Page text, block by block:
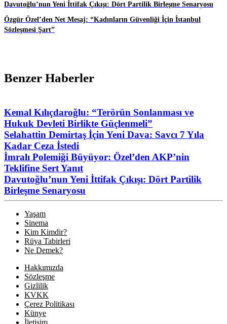
Davutoğlu’nun Yeni İttifak Çıkışı: Dört Partilik Birleşme Senaryosu
Özgür Özel’den Net Mesaj: “Kadınların Güvenliği İçin İstanbul
Sözleşmesi Şart”
Benzer Haberler
Kemal Kılıçdaroğlu: “Terörün Sonlanması ve
Hukuk Devleti Birlikte Güçlenmeli”
Selahattin Demirtaş İçin Yeni Dava: Savcı 7 Yıla
Kadar Ceza İstedi
İmralı Polemiği Büyüyor: Özel’den AKP’nin
Teklifine Sert Yanıt
Davutoğlu’nun Yeni İttifak Çıkışı: Dört Partilik
Birleşme Senaryosu
Yaşam
Sinema
Kim Kimdir?
Rüya Tabirleri
Ne Demek?
Hakkımızda
Sözleşme
Gizlilik
KVKK
Çerez Politikası
Künye